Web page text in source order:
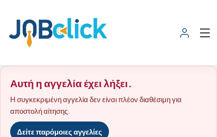
Αυτή η αγγελία έχει λήξει.
Η συγκεκριμένη αγγελία δεν είναι πλέον διαθέσιμη για
αποστολή αίτησης.
Δείτε παρόμοιες αγγελίες